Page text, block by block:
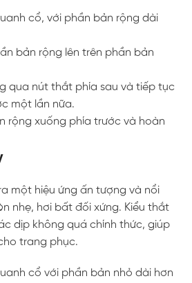
cổ, với phần bản rộng dài
bản rộng lên trên phần bản
qua nút thắt phía sau và tiếp tục
một lần nữa.
rộng xuống phía trước và hoàn
một hiệu ứng ấn tượng và nổi
nhẹ, hơi bất đối xứng. Kiểu thắt
dịp không quá chính thức, giúp
trang phục.
cổ với phần bản nhỏ dài hơn